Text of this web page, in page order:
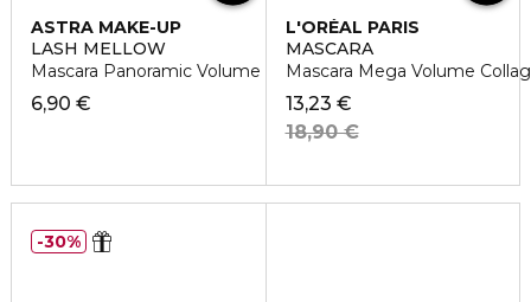
ASTRA MAKE-UP
LASH MELLOW
Mascara Panoramic Volume
6,90 €
L'ORÉAL PARIS
MASCARA
Mascara Mega Volume
13,23 €
18,90 €
30%